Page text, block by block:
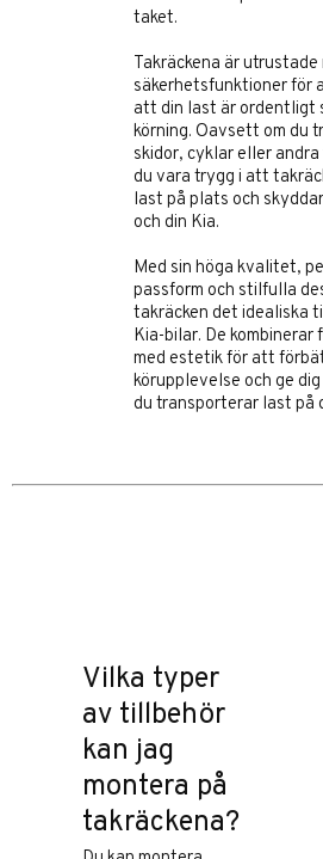
taket.
Takräckena är utrustade
säkerhetsfunktioner för
att din last är ordentligt
körning. Oavsett om du
skidor, cyklar eller
du vara trygg i att
last på plats och
och din Kia.
Med sin höga kvalitet,
passform och stilfulla
takräcken det idealiska
Kia-bilar. De
med estetik för att
körupplevelse och ge
du transporterar last på
Vilka typer
av tillbehör
kan jag
montera på
takräckena?